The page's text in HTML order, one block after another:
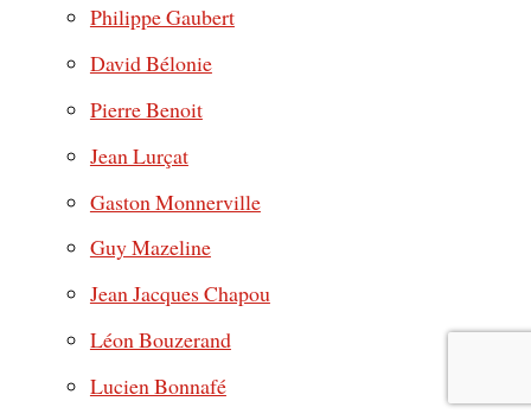
Philippe Gaubert
David Bélonie
Pierre Benoit
Jean Lurçat
Gaston Monnerville
Guy Mazeline
Jean Jacques Chapou
Léon Bouzerand
Lucien Bonnafé